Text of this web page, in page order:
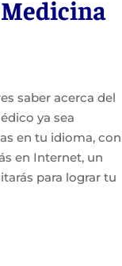
saber acerca del
ya sea
en tu idioma, con
en Internet, un
para lograr tu